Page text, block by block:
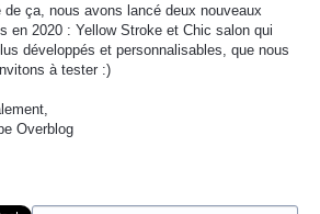
de ça, nous avons lancé deux nouveaux
en 2020 : Yellow Stroke et Chic salon qui
développés et personnalisables, que nous
à tester :)
Overblog